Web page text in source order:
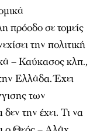
πρόοδο σε τομείς
την πολιτική
– Καύκασος κλπ.,
Ελλάδα. Έχει
των
την έχει. Τι να